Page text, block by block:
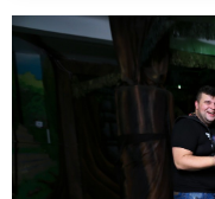
na
náš
organismus“